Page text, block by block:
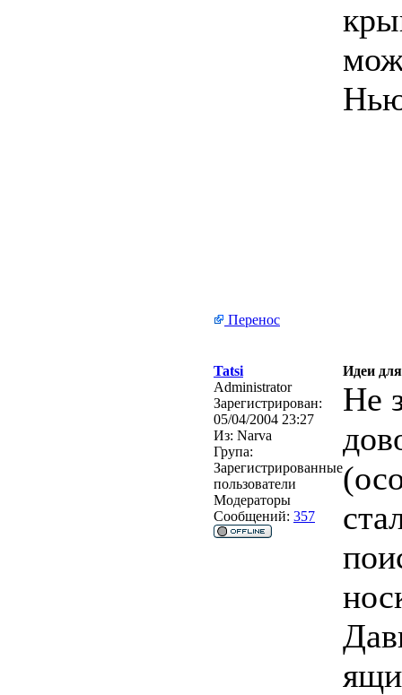
Перенос
Tatsi
Идеи
Administrator
Зарегистрирован:
05/04/2004 23:27
Из: Narva
Група:
Зарегистрированные
пользователи
Модераторы
Сообщений: 357
Не